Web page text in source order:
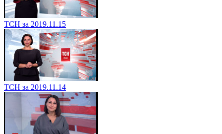
ТСН за 2019.11.15
ТСН за 2019.11.14